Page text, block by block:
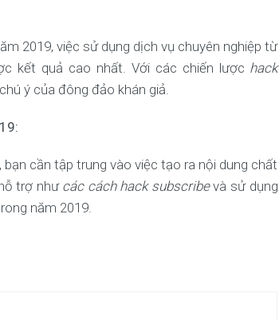
2019, việc sử dụng dịch vụ chuyên nghiệp từ
kết quả cao nhất. Với các chiến lược hack
ý của đông đảo khán giả.
cần tập trung vào việc tạo ra nội dung chất
trợ như các cách hack subscribevà sử dụng
năm 2019.